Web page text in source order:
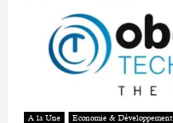
A la Une Economie & Développement